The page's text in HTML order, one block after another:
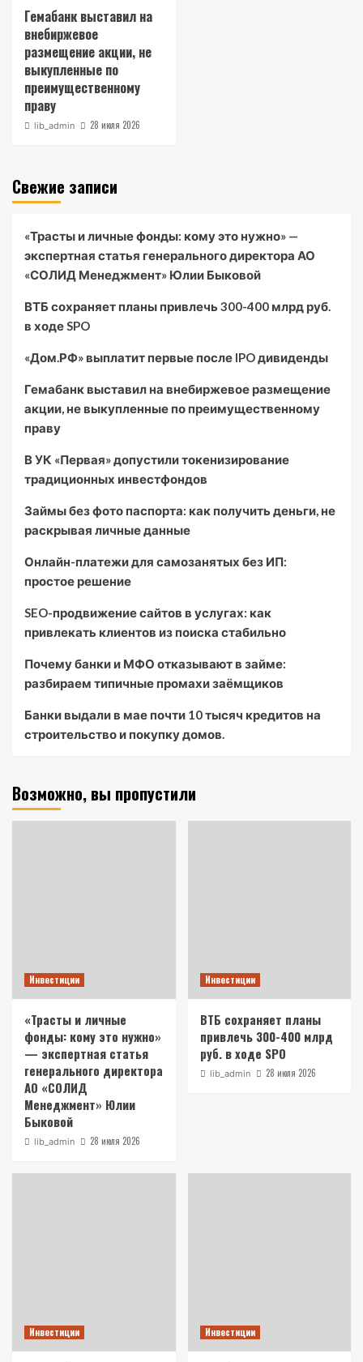
Гемабанк выставил на
внебиржевое
размещение акции, не
выкупленные по
преимущественному
праву
lib_admin 28 июля 2026
Свежие записи
«Трасты и личные фонды: кому это нужно» —
экспертная статья генерального директора АО
«СОЛИД Менеджмент» Юлии Быковой
ВТБ сохраняет планы привлечь 300-400 млрд руб.
в ходе SPO
«Дом.РФ» выплатит первые после IPO дивиденды
Гемабанк выставил на внебиржевое размещение
акции, не выкупленные по преимущественному
праву
В УК «Первая» допустили токенизирование
традиционных инвестфондов
Займы без фото паспорта: как получить деньги, не
раскрывая личные данные
Онлайн-платежи для самозанятых без ИП:
простое решение
SEO-продвижение сайтов в услугах: как
привлекать клиентов из поиска стабильно
Почему банки и МФО отказывают в займе:
разбираем типичные промахи заёмщиков
Банки выдали в мае почти 10 тысяч кредитов на
строительство и покупку домов.
Возможно, вы пропустили
Инвестиции
«Трасты и личные
фонды: кому это нужно»
— экспертная статья
генерального директора
АО «СОЛИД
Менеджмент» Юлии
Быковой
lib_admin 28 июля 2026
Инвестиции
ВТБ сохраняет планы
привлечь 300-400 млрд
руб. в ходе SPO
lib_admin 28 июля 2026
Инвестиции Инвестиции